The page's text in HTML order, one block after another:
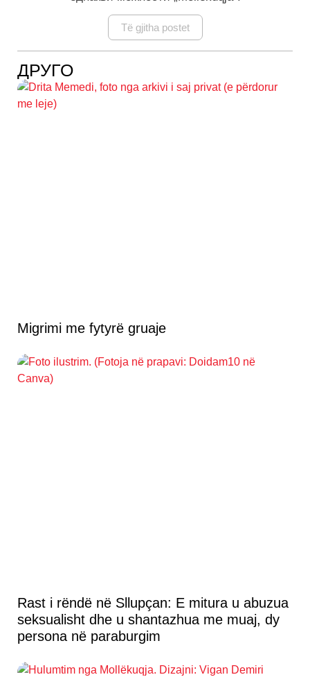
Të gjitha postet
ДРУГО
Migrimi me fytyrë gruaje
Rast i rëndë në Sllupçan: E mitura u abuzua
seksualisht dhe u shantazhua me muaj, dy
persona në paraburgim